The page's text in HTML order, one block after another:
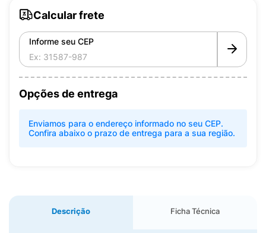
Calcular frete
Informe seu CEP
Opções de entrega
Enviamos para o endereço informado no seu CEP.
Confira abaixo o prazo de entrega para a sua região.
Descrição Ficha Técnica